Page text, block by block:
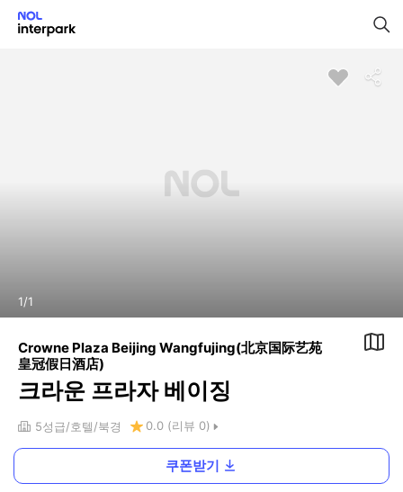
1/1
Crowne Plaza Beijing Wangfujing(北京国际艺苑
皇冠假日酒店)
크라운 프라자 베이징
5성급 호텔 북경 0.0 (리뷰 0)
쿠폰받기